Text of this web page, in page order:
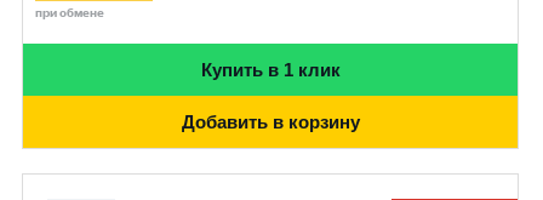
при обмене
Купить в 1 клик
Добавить в корзину